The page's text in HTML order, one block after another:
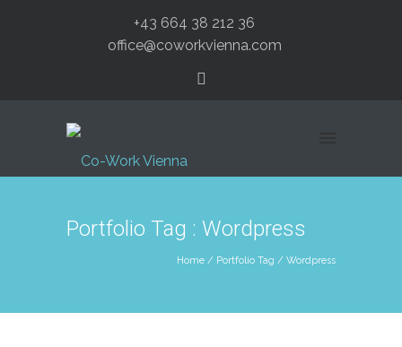
+43 664 38 212 36
office@coworkvienna.com
Portfolio Tag : Wordpress
Home / Portfolio Tag / Wordpress